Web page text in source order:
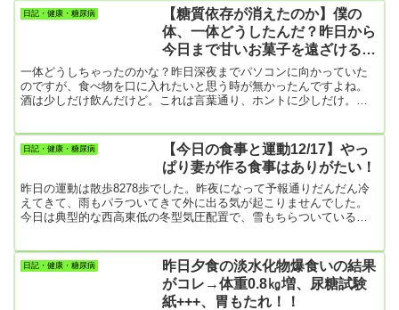
が改善されていたら言うことなしなんだけど。【朝食】・目玉焼
き、生野菜、はんぺん、ポテトサラダ・フランスパン4切れ＆バタ
ー・ピーナツ 50ｇ・牛乳300㎖【昼食】食べず！【夕食】・アジフ
日記・健康・糖尿病
【糖質依存が消えたのか】僕の
体、一体どうしたんだ？昨日から
今日まで甘いお菓子を遠ざけるこ
とができた
一体どうしちゃったのかな？昨日深夜までパソコンに向かっていた
のですが、食べ物を口に入れたいと思う時が無かったんですよね。
酒は少しだけ飲んだけど。これは言葉通り、ホントに少しだけ。僕
んでもパソコンで調べてる。知り合いの高校生が数学を教えてほし
いと言うので、今ちょっと見てるんだけどとっても大変。大学は理
科系だったので数Ⅲや物理も当然やってたのに、今見るとこんな難
しいことよくや...
日記・健康・糖尿病
【今日の食事と運動12/17】やっ
ぱり妻が作る食事はありがたい！
昨日の運動は散歩8278歩でした。昨夜になって予報通りだんだん冷
えてきて、雨もパラついてきて外に出る気が起こりませんでした。
今日は典型的な西高東低の冬型気圧配置で、雪もちらついている。
レンチトースト １枚半・目玉焼き、はんぺん、キャベツ・牛乳
【昼食】抜き【夕食】・菓子パン1個・ソーセージ・野菜と豚肉の
鍋・焼き芋2個今日も焼き芋と菓子パンが余計だったけど、リバウン
日記・健康・糖尿病
昨日夕食の淡水化物爆食いの結果
がコレ→体重0.8㎏増、尿糖試験
紙+++、胃もたれ！！